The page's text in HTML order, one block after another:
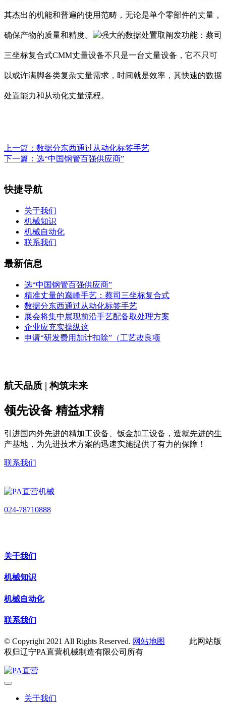
其杰出的机能和普遍的使用范畴，无论是单个零部件的丈量，
确保产物的质量和精度。 强大的数据处置取阐发功能：蔡司
三坐标复合式CMM丈量设备不只是一台丈量设备，它不只可
以或许满脚各类复杂丈量需求，时间就是效率，其快速的数据
处置能力和从动化丈量流程。
上一篇： 数据分东西通过从动化标签手艺
下一篇： 选“中国钢管百强供应商”
快捷导航
关于我们
机械知识
机械自动化
联系我们
最新信息
选“中国钢管百强供应商”
精准丈量的巅峰手艺：蔡司三坐标复合式
数据分东西通过从动化标签手艺
展会将集中展现前沿手艺配备取处理方案
企业应充实操纵这
申请“研发费用加计扣除”（工艺改良项
航天品质 | 构筑未来
领先设备 精益求精
引进国内外先进的精加工设备、钣金加工设备，造就先进的生
产基地，为先进技术方案的迅速实施提供了有力的保障！
联系我们
024-78710888
关于我们
机械知识
机械自动化
联系我们
© Copyright 2021 All Rights Reserved. 网站地图
此网站版
权归辽宁PA直营机械制造有限公司所有
关于我们